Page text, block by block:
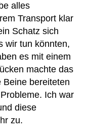
alles
Transport klar
Schatz sich
wir tun könnten,
es mit einem
machte das
Beine bereiteten
Ich war
diese
zu.